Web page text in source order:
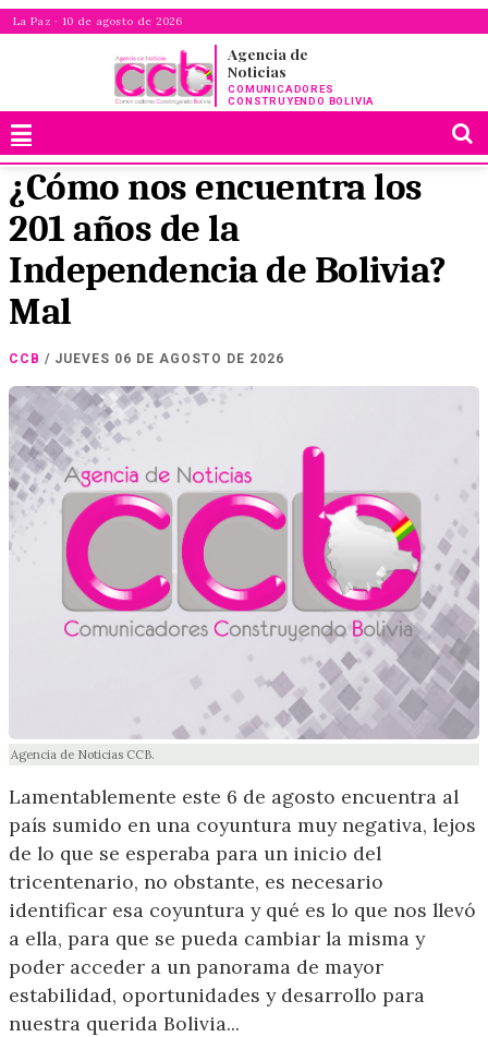
La Paz · 10 de agosto de 2026
Agencia de
Noticias
COMUNICADORES
CONSTRUYENDO BOLIVIA
¿Cómo nos encuentra los
201 años de la
Independencia de Bolivia?
Mal
CCB / JUEVES 06 DE AGOSTO DE 2026
Agencia de Noticias CCB.
Lamentablemente este 6 de agosto encuentra al
país sumido en una coyuntura muy negativa, lejos
de lo que se esperaba para un inicio del
tricentenario, no obstante, es necesario
identificar esa coyuntura y qué es lo que nos llevó
a ella, para que se pueda cambiar la misma y
poder acceder a un panorama de mayor
estabilidad, oportunidades y desarrollo para
nuestra querida Bolivia...